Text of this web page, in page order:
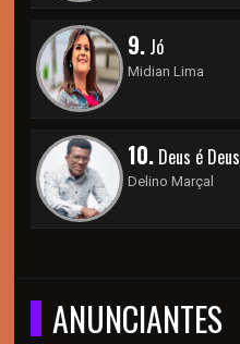
9. Jó
Midian Lima
10. Deus é Deus
Delino Marçal
ANUNCIANTES